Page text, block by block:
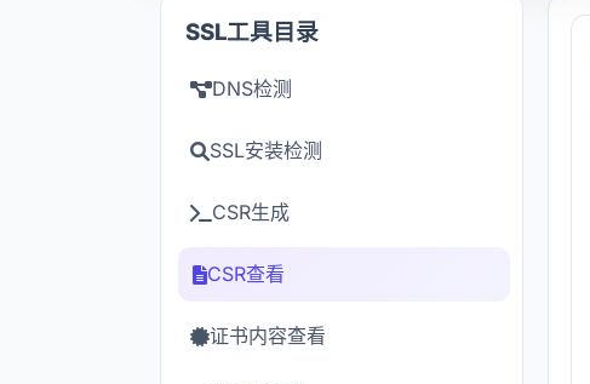
SSL工具目录
DNS检测
SSL安装检测
CSR生成
CSR查看
证书内容查看